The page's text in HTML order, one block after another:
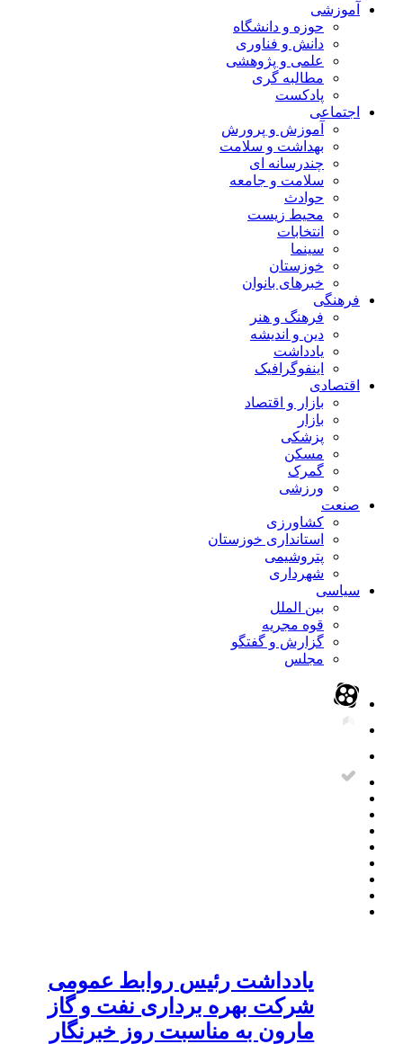
آموزشی
حوزه و دانشگاه
دانش و فناوری
علمی و پژوهشی
مطالبه گری
پادکست
اجتماعی
آموزش و پرورش
بهداشت و سلامت
چندرسانه ای
سلامت و جامعه
حوادث
محیط زیست
انتخابات
سینما
خوزستان
خبرهای بانوان
فرهنگی
فرهنگ و هنر
دین و اندیشه
یادداشت
اینفوگرافیک
اقتصادی
بازار و اقتصاد
بازار
پزشکی
مسکن
گمرک
ورزشی
صنعت
کشاورزی
استانداری خوزستان
پتروشیمی
شهرداری
سیاسی
بین الملل
قوه مجریه
گزارش و گفتگو
مجلس
یادداشت رئیس روابط عمومی
شرکت بهره برداری نفت و گاز
مارون به مناسبت روز خبرنگار